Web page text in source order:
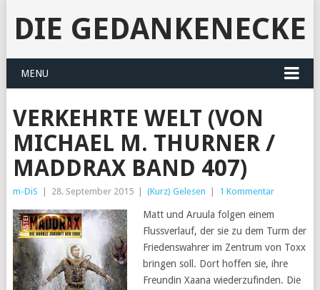
DIE GEDANKENECKE
MENU
VERKEHRTE WELT (VON
MICHAEL M. THURNER /
MADDRAX BAND 407)
m-DiS 28. September 2015 (Kurz) Gelesen 1 Kommentar
Matt und Aruula folgen einem
Flussverlauf, der sie zu dem Turm der
Friedenswahrer im Zentrum von Toxx
bringen soll. Dort hoffen sie, ihre
Freundin Xaana wiederzufinden. Die